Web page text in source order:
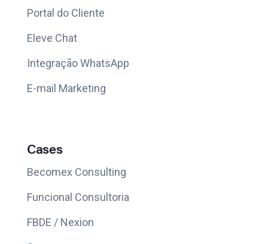
Portal do Cliente
Eleve Chat
Integração WhatsApp
E-mail Marketing
Cases
Becomex Consulting
Funcional Consultoria
FBDE / Nexion